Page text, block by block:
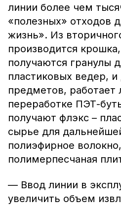
линии более чем
«полезных» отходов
жизнь». Из
производится
получаются гранулы
пластиковых ведер,
предметов, работает
переработке ПЭТ-
получают флэкс –
сырье для
полиэфирное
полимерпесчаная
— Ввод линии в
увеличить объем